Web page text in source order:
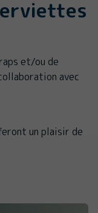
et/ou de
avec
un plaisir de